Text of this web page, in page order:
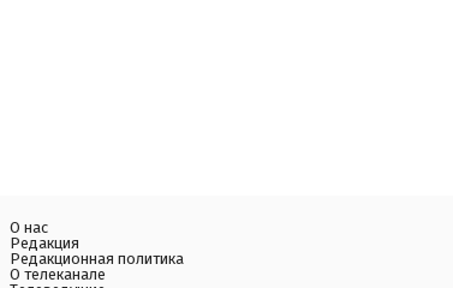
О нас
Редакция
Редакционная политика
О телеканале